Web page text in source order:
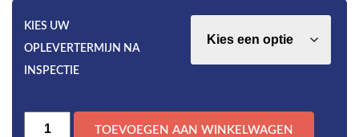
KIES UW
OPLEVERTERMIJN NA
INSPECTIE
Bouwkundige
TOEVOEGEN AAN WINKELWAGEN